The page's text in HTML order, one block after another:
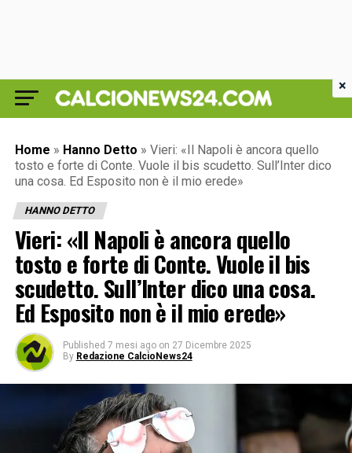
Home » Hanno Detto » Vieri: «Il Napoli è ancora quello
tosto e forte di Conte. Vuole il bis scudetto. Sull’Inter dico
una cosa. Ed Esposito non è il mio erede»
HANNO DETTO
Vieri: «Il Napoli è ancora quello
tosto e forte di Conte. Vuole il bis
scudetto. Sull’Inter dico una cosa.
Ed Esposito non è il mio erede»
Published 7 mesi ago on 27 Dicembre 2025
By Redazione CalcioNews24
×